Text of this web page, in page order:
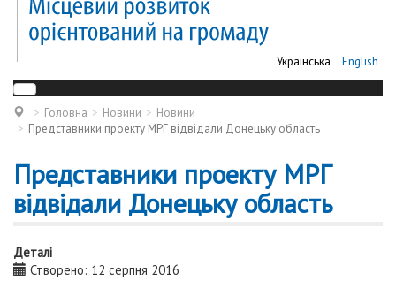
Українська English
Головна Новини
Новини
Представники проекту МРГ відвідали Донецьку область
Представники проекту МРГ
відвідали Донецьку область
Деталі
Створено: 12 серпня 2016